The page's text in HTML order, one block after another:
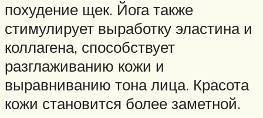
похудение щек. Йога также
стимулирует выработку эластина и
коллагена, способствует
разглаживанию кожи и
выравниванию тона лица. Красота
кожи становится более заметной.